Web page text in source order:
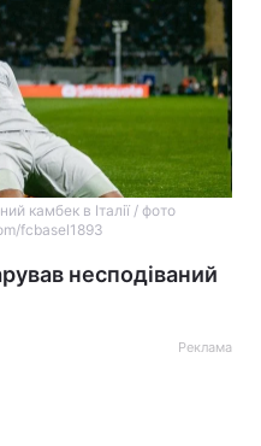
камбек в Італії / фото
fcbasel1893
несподіваний
Реклама